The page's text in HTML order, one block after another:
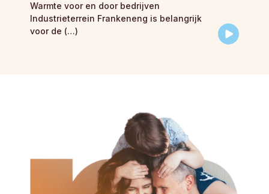
Warmte voor en door bedrijven
Industrieterrein Frankeneng is belangrijk
voor de (…)